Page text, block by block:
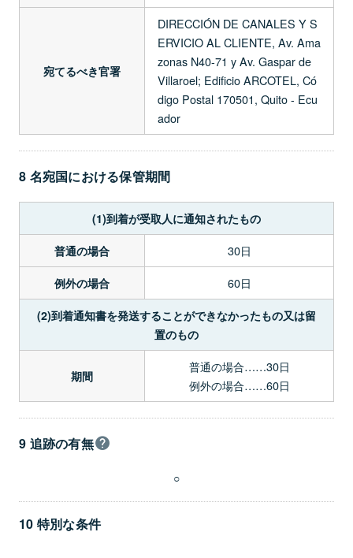
宛てるべき官署
DIRECCIÓN DE CANALES Y S
ERVICIO AL CLIENTE, Av. Ama
zonas N40-71 y Av. Gaspar de
Villaroel; Edificio ARCOTEL, Có
digo Postal 170501, Quito - Ecu
ador
8 名宛国における保管期間
(1)到着が受取人に通知されたもの
普通の場合 30日
例外の場合 60日
(2)到着通知書を発送することができなかったもの又は留
置のもの
期間
普通の場合……30日
例外の場合……60日
9 追跡の有無
○
10 特別な条件